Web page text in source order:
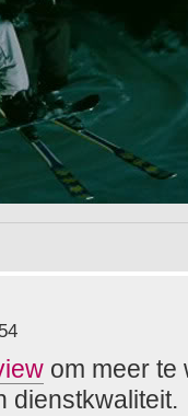
om meer te
dienstkwaliteit.